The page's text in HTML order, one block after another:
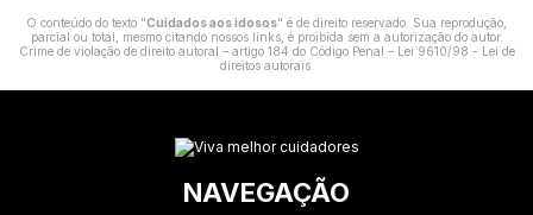
O conteúdo do texto "Cuidados aos idosos" é de direito reservado. Sua reprodução,
parcial ou total, mesmo citando nossos links, é proibida sem a autorização do autor.
Crime de violação de direito autoral – artigo 184 do Código Penal – Lei 9610/98 - Lei de
direitos autorais.
NAVEGAÇÃO